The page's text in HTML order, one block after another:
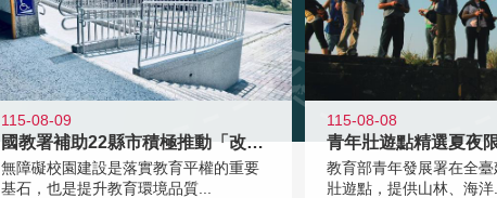
115-08-09
國教署補助22縣市積極推動「改善無
無障礙校園建設是落實教育平權的重要
基石，也是提升教育環境品質...
115-08-08
教育部青年發展署在全
壯遊點，提供山林、海洋...